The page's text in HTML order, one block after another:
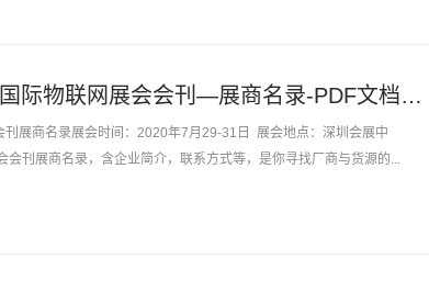
IOTE 2020深圳第十四届国际物联网展会会刊—展商名录-PDF文档电子版资料
刊展商名录展会时间：2020年7月29-31日 展会地点：深圳会展中
会刊展商名录，含企业简介，联系方式等，是你寻找厂商与货源的...